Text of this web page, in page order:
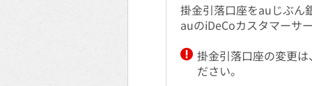
掛金引落口座をauじぶん
auのiDeCoカスタマーサ
掛金引落口座の変更
ださい。